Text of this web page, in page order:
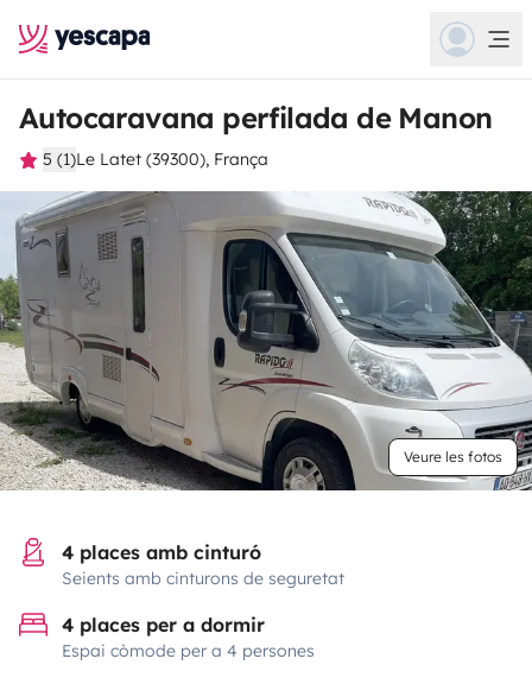
Autocaravana perfilada de Manon
5 (1)Le Latet (39300), França
Veure les fotos
4 places amb cinturó
Seients amb cinturons de seguretat
4 places per a dormir
Espai còmode per a 4 persones